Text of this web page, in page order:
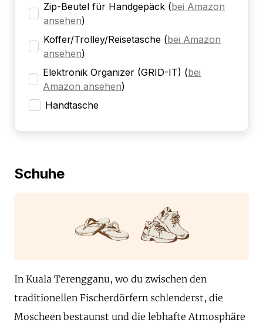
Zip-Beutel für Handgepäck (bei Amazon
ansehen)
Koffer/Trolley/Reisetasche (bei Amazon
ansehen)
Elektronik Organizer (GRID-IT) (bei
Amazon ansehen)
Handtasche
Schuhe
In Kuala Terengganu, wo du zwischen den
traditionellen Fischerdörfern schlenderst, die
Moscheen bestaunst und die lebhafte Atmosphäre